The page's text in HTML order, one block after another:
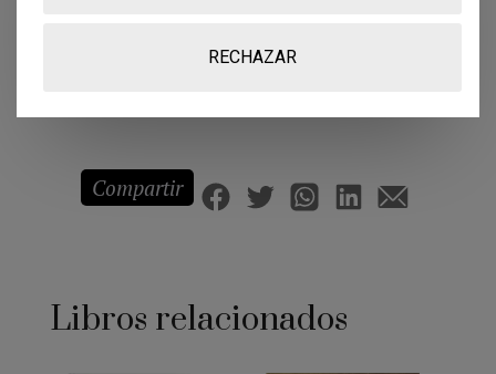
Compartir
Libros relacionados
RECHAZAR